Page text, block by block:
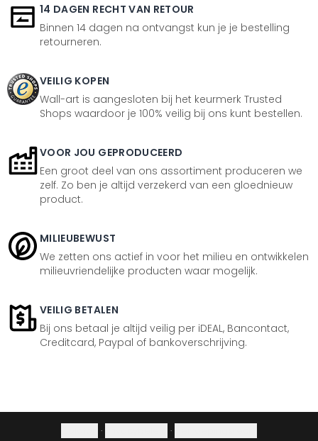
14 DAGEN RECHT VAN RETOUR
Binnen 14 dagen na ontvangst kun je je bestelling
retourneren.
VEILIG KOPEN
Wall-art is aangesloten bij het keurmerk Trusted
Shops waardoor je 100% veilig bij ons kunt bestellen.
VOOR JOU GEPRODUCEERD
Een groot deel van ons assortiment produceren we
zelf. Zo ben je altijd verzekerd van een gloednieuw
product.
MILIEUBEWUST
We zetten ons actief in voor het milieu en ontwikkelen
milieuvriendelijke producten waar mogelijk.
VEILIG BETALEN
Bij ons betaal je altijd veilig per iDEAL, Bancontact,
Creditcard, Paypal of bankoverschrijving.
· ·